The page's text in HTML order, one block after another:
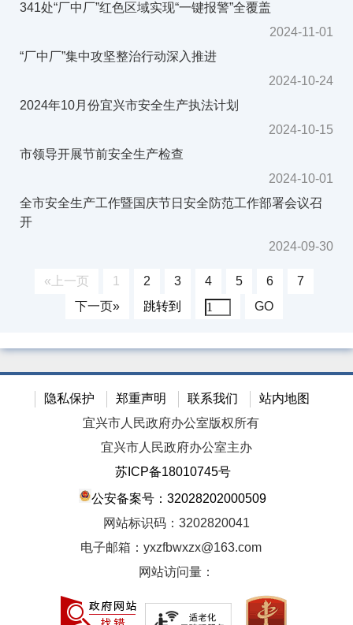
341处“厂中厂”红色区域实现“一键报警”全覆盖
2024-11-01
“厂中厂”集中攻坚整治行动深入推进
2024-10-24
2024年10月份宜兴市安全生产执法计划
2024-10-15
市领导开展节前安全生产检查
2024-10-01
全市安全生产工作暨国庆节日安全防范工作部署会议召
开
2024-09-30
«上一页 1 2 3 4 5 6
7
下一页»
跳转到 GO
隐私保护 郑重声明 联系我们
站内地图
宜兴市人民政府办公室版权所有
宜兴市人民政府办公室主办
苏ICP备18010745号
公安备案号：32028202000509
网站标识码：3202820041
电子邮箱：yxzfbwxzx@163.com
网站访问量：